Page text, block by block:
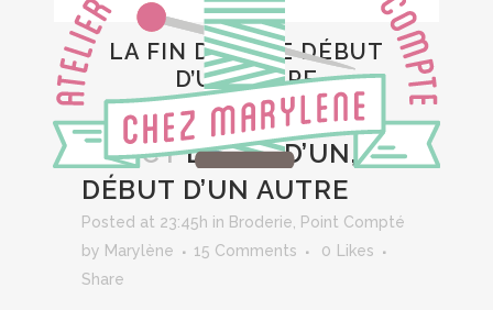
LA FIN D’UN, LE DÉBUT
D’UN AUTRE
18 OCTLA FIN D’UN, LE
DÉBUT D’UN AUTRE
Posted at 23:45h in Broderie
Point Compté
by Marylène 15 Comments 0
Likes
Share